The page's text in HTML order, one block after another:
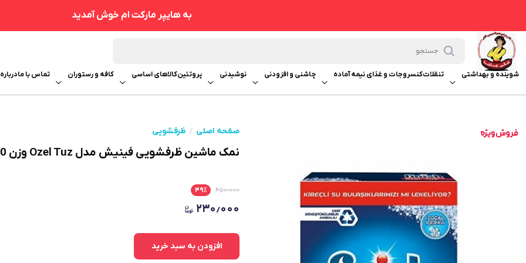
به هایپر مارکت ام خوش آمدید
شوینده و بهداشتی تنقلاتکنسروجات و غذای نیمه آماده چاشنی و افزودنی نوشیدنی پروتئینکالاهای اساسی کافه و رستوران تماس با ما
صفحه اصلی ظرفشویی
نمک ماشین ظرفشویی فینیش مدل Ozel Tuz وزن 1500 گرم
۴۵۰٫۰۰۰ ۴۹٪
۲۳۰٫۰۰۰
افزودن به سبد خرید